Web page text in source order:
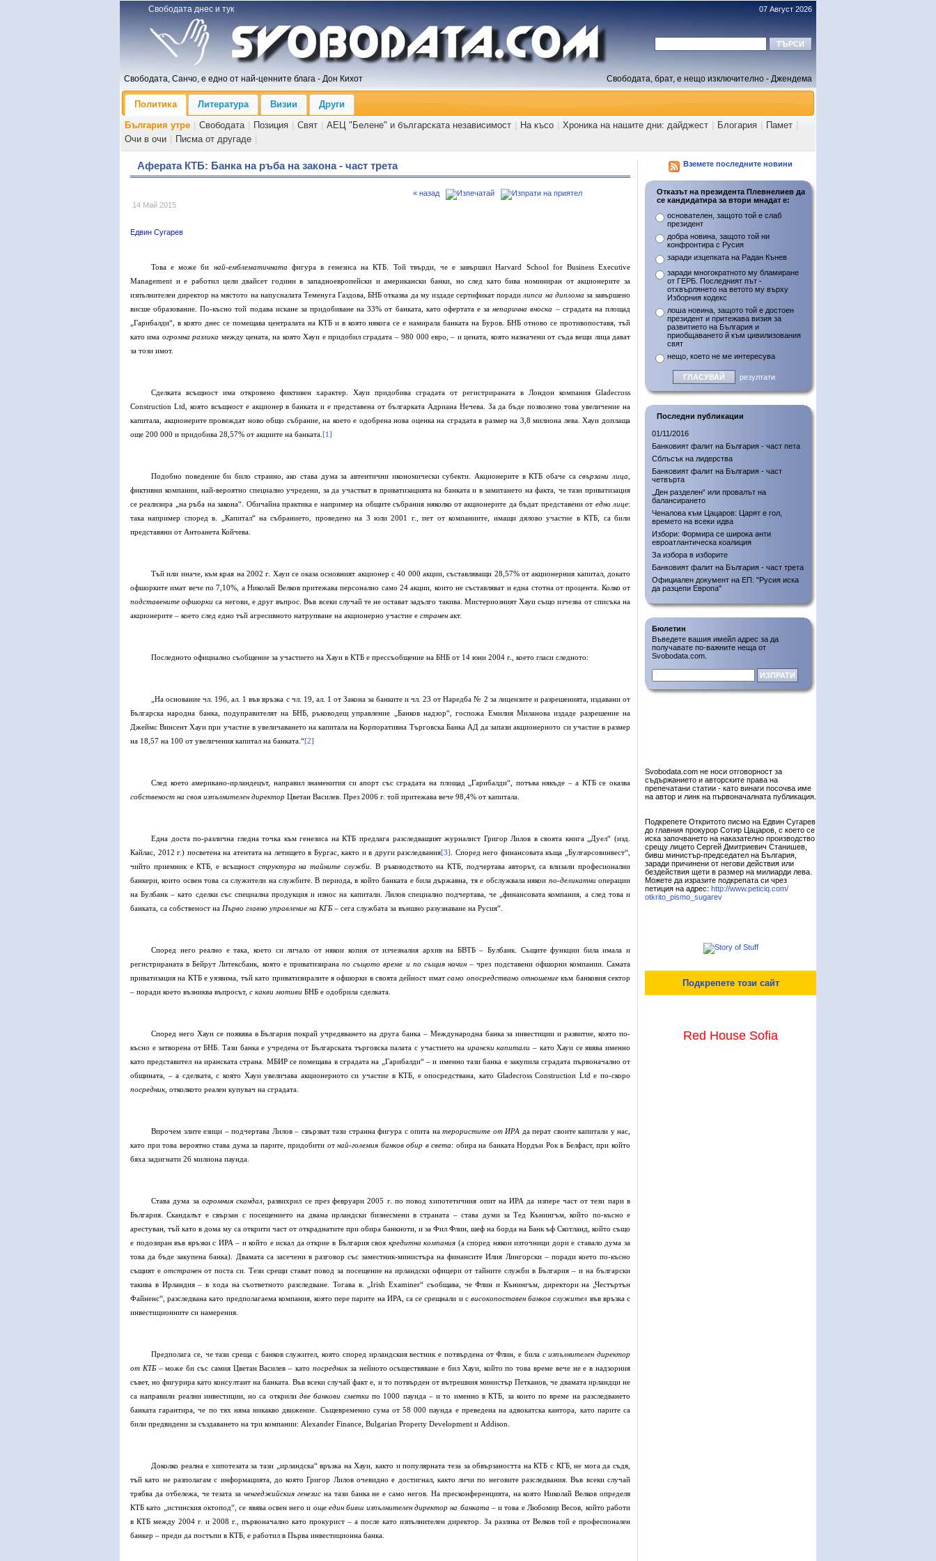
Свободата днес и тук 07 Август 2026
Свободата, Санчо, е едно от най-ценните блага - Дон Кихот Свободата, брат, е нещо изключително - Джендема
Политика Литература Визии
Други
България утре
Свободата Позиция Свят АЕЦ "Белене" и българската независимост На късо Хроника на нашите дни: дайджест Блогария Памет
Очи в очи
Писма от другаде
Аферата КТБ: Банка на ръба на закона - част трета
14 Май 2015
« назад
Едвин Сугарев
Това е може би най-емблематичната фигура в генезиса на КТБ. Той твърди, че е завършилHarvard School for Business Executive
Management и е работил цели двайсет години в западноевропейски и американски банки, но след като бива номиниран от акционерите за
изпълнителен директор на мястото на напусналата Теменуга Газдова, БНБ отказва да му издаде сертификат порадилипса на диплома за завършено
висше образование. По-късно той подава искане за придобиване на 33% от банката, като офертата е занепарична вноска – сградата на площад
„Гарибалди“, в която днес се помещава централата на КТБ и в която някога се е намирала банката на Буров. БНБ отново се противопоставя, тъй
като има огромна разлика между цената, на която Хауи е придобил сградата – 980 000 евро, – и цената, която назначени от съда вещи лица дават
за този имот.
Сделката всъщност има откровено фиктивен характер. Хауи придобива сградата от регистрираната в Лондон компания Gladecross
Construction Ltd , която всъщност е акционер в банката и е представена от българката Адриана Нечева. За да бъде позволено това увеличение на
капитала, акционерите провеждат ново общо събрание, на което е одобрена нова оценка на сградата в размер на 3,8 милиона лева. Хауи доплаща
още 200 000 и придобива 28,57% от акциите на банката. [1]
Подобно поведение би било странно, ако става дума за автентични икономически субекти. Акционерите в КТБ обаче сасвързани лица
фиктивни компании, най-вероятно специално учредени, за да участват в приватизацията на банката и в замитането на факта, че тази приватизация
се реализира „на ръба на закона“. Обичайна практика е например на общите събрания няколко от акционерите да бъдат представени от едно лице:
така например според в. „Капитал“ на събранието, проведено на 3 юли 2001 г., пет от компаниите, имащи дялово участие в КТБ, са били
представяни от Антоанета Койчева.
Тъй или иначе, към края на 2002 г. Хауи се оказа основният акционер с 40 000 акции, съставляващи 28,57% от акционерния капитал, докато
офшорките имат вече по 7,10%, а Николай Велков притежава персонално само 24 акции, които не съставляват и една стотна от процента. Колко от
подставените офшорки са негови, е друг въпрос. Във всеки случай те не остават задълго такива. Мистериозният Хауи също изчезва от списъка на
акционерите – което след едно тъй агресивното натрупване на акционерно участие е странен акт.
Последното официално съобщение за участието на Хауи в КТБ е прессъобщение на БНБ от 14 юни 2004 г., което гласи следното:
„На основание чл. 19б, ал. 1 във връзка с чл. 19, ал. 1 от Закона за банките и чл. 23 от Наредба № 2 за лицензите и разрешенията, издавани от
Българска народна банка, подуправителят на БНБ, ръководещ управление „Банков надзор“, госпожа Емилия Миланова издаде разрешение на
Джеймс Винсент Хауи при участие в увеличаването на капитала на Корпоративна Търговска Банка АД да запази акционерното си участие в размер
на 18,57 на 100 от увеличения капитал на банката.“[2]
След което американо-ирландецът, направил знаменития си апорт със сградата на площад „Гарибалди“, потъва някъде – а КТБ се оказва
собственост на своя изпълнителен директор Цветан Василев. През 2006 г. той притежава вече 98,4% от капитала.
Една доста по-различна гледна точка към генезиса на КТБ предлага разследващият журналист Григор Лилов в своята книга „Дуел“ (изд.
Кайлас, 2012 г.) посветена на атентата на летището в Бургас, както и в други разследвания[3]
. Според него финансовата къща „Булгарсовинвест“,
чийто приемник е КТБ, е всъщност структура на тайните служби . В ръководството на КТБ, подчертава авторът, са влизали професионални
банкери, които освен това са служители на службите. В периода, в който банката е била държавна, тя е обслужвала някои по-деликатни операции
на Булбанк – като сделки със специална продукция и износ на капитали. Лилов специално подчертава, че „финансовата компания, а след това и
банката, са собственост на Първо главно управление на КГБ– сега службата за външно разузнаване на Русия“.
Според него реално е така, което си личало от някои копия от изчезналия архив на БВТБ – Булбанк. Същите функции била имала и
регистрираната в Бейрут Литексбанк, която е приватизиранапо същото време и по същия начин – чрез подставени офшорни компании. Самата
приватизация на КТБ е уязвима, тъй като приватизиралите я офшорки в своята дейност иматсамо опосредствано отношениекъм банковия сектор
– поради което възниква въпросът, с какви мотиви БНБ е одобрила сделката.
Според него Хауи се появява в България покрай учредяването на друга банка – Международна банка за инвестиции и развитие, която по-
късно е затворена от БНБ. Тази банка е учредена от Българската търговска палата с участието на ирански капитали – като Хауи се явява именно
като представител на иранската страна. МБИР се помещава в сградата на „Гарибалди“ – и именно тази банка е закупила сградата първоначално от
общината, – а сделката, с която Хауи увеличава акционерното си участие в КТБ, е опосредствана, като Gladecross Сonstruction Ltd е по-скоро
посредник , отколкото реален купувач на сградата.
Впрочем злите езици – подчертава Лилов – свързват тази странна фигура с опита на терористите от ИРА да перат своите капитали у нас,
като при това вероятно става дума за парите, придобити отнай-големия банков обир в света: обира на банката Нордън Рок в Белфаст, при който
бяха задигнати 26 милиона паунда.
Става дума за огромния скандал , развихрил се през февруари 2005 г. по повод хипотетичния опит на ИРА да изпере част от тези пари в
България. Скандалът е свързан с посещението на двама ирландски бизнесмени в страната – става думи за Тед Кънингъм, който по-късно е
арестуван, тъй като в дома му са открити част от откраднатите при обира банкноти, и за Фил Флин, шеф на борда на Банк ъф Скотланд, който също
е подозиран във връзки с ИРА – и който е искал да открие в България своя кредитна компания (а според някои източници дори е ставало дума за
това да бъде закупена банка). Двамата са засечени в разговор със заместник-министъра на финансите Илия Лингорски – поради което по-късно
същият е отстраненот поста си. Тези срещи стават повод за посещение на ирландски офицери от тайните служби в България – и на български
такива в Ирландия – в хода на съответното разследване. Тогава в. „Irish Examiner“ съобщава, че Флин и Кънингъм, директори на „Честъртън
Файненс“, разследвана като предполагаема компания, която пере парите на ИРА, са се срещнали и с високопоставен банков служител във връзка с
инвестиционните си намерения.
Предполага се, че тази среща с банков служител, която според ирландския вестник е потвърдена от Флин, е била с изпълнителен директор
от КТБ– може би със самия Цветан Василев – като посредникза нейното осъществяване е бил Хауи, който по това време вече не е в надзорния
съвет, но фигурира като консултант на банката. Във всеки случай факт е, и то потвърден от вътрешния министър Петканов, че двамата ирландци не
са направили реални инвестиции, но са открилидве банкови сметки по 1000 паунда – и то именно в КТБ, за които по време на разследването
банката гарантира, че по тях няма никакво движение. Същевременно сума от 58 000 паунда е преведена на адвокатска кантора, като парите са
били предвидени за създаването на три компании: Alexander Finance Bulgarian Property Development и Addison
Доколко реална е хипотезата за тази „ирландска“ връзка на Хауи, както и популярната теза за обвързаността на КТБ с КГБ, не мога да съдя,
тъй като не разполагам с информацията, до която Григор Лилов очевидно е достигнал, както личи по неговите разследвания. Във всеки случай
трябва да отбележа, че тезата заченгеджийския генезис на тази банка не е само негов. На пресконференцията, на която Николай Велков определя
КТБ като „истинския октопод“, се явява освен него и още един бивш изпълнителен директор на банката – и това е Любомир Весов, който работи
в КТБ между 2004 г. и 2008 г., първоначално като прокурист – а после като изпълнителен директор. За разлика от Велков той е професионален
банкер – преди да постъпи в КТБ, е работил в Първа инвестиционна банка.
Вземете последните новини
Отказът на президента Плевнелиев да
се кандидатира за втори мнадат е:
основателен, защото той е слаб
президент
добра новина, защото той ни
конфронтира с Русия
заради изцепката на Радан Кънев
заради многократното му бламиране
от ГЕРБ. Последният път -
отхвърлянето на ветото му върху
Изборния кодекс
лоша новина, защото той е достоен
президент и притежава визия за
развитието на България и
приобщаването й към цивилизования
свят
нещо, което не ме интересува
резултати
Последни публикации
01/11/2016
Банковият фалит на България - част пета
Сблъсък на лидерства
Банковият фалит на България - част
четвърта
„Ден разделен“ или провалът на
балансирането
Ченалова към Цацаров: Царят е гол,
времето на всеки идва
Избори: Формира се широка анти
евроатлантическа коалиция
За избора в изборите
Банковият фалит на България - част трета
Официален документ на ЕП: "Русия иска
да разцепи Европа"
Бюлетин
Въведете вашия имейл адрес за да
получавате по-важните неща от
Svobodata.com.
Svobodata.com не носи отговорност за
съдържанието и авторските права на
препечатани статии - като винаги посочва име
на автор и линк на първоначалната публикация.
Подкрепете Откритото писмо на Едвин Сугарев
до главния прокурор Сотир Цацаров, с което се
иска започването на наказателно производство
срещу лицето Сергей Дмитриевич Станишев,
бивш министър-председател на България,
заради причинени от негови действия или
бездействия щети в размер на милиарди лева.
Можете да изразите подкрепата си чрез
петиция на адрес: http://www.peticiq.com/
otkrito_pismo_sugarev
Подкрепете този сайт
Red House Sofia